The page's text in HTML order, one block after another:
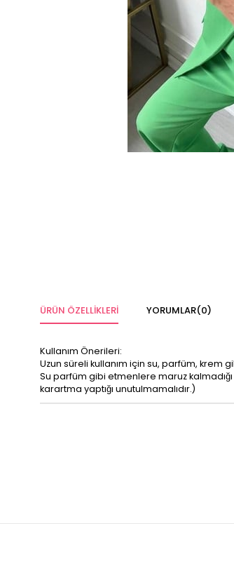
ÜRÜN ÖZELLIKLERI YORUMLAR(0)
Kullanım Önerileri:
Uzun süreli kullanım için su, parfüm, krem
Su parfüm gibi etmenlere maruz
karartma yaptığı unutulmamalıdır.)